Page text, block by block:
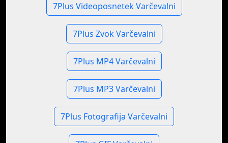
7Plus Videoposnetek Varčevalni
7Plus Zvok Varčevalni
7Plus MP4 Varčevalni
7Plus MP3 Varčevalni
7Plus Fotografija Varčevalni